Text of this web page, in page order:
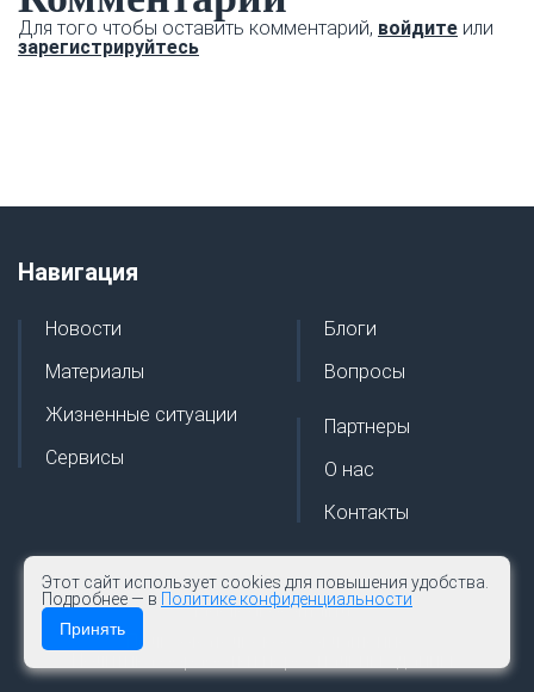
Для того чтобы оставить комментарий, войдите или
зарегистрируйтесь
Навигация
Новости
Материалы
Жизненные ситуации
Сервисы
Блоги
Вопросы
Партнеры
О нас
Контакты
vladeilegko@mail.ru
Пользовательское соглашение
Этот сайт использует cookies для повышения удобства.
Подробнее — в Политике конфиденциальности
Принять